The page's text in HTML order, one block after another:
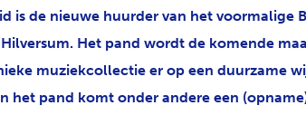
is de nieuwe huurder van het voormalige
Het pand wordt de komende
muziekcollectie er op een duurzame
het pand komt onder andere een